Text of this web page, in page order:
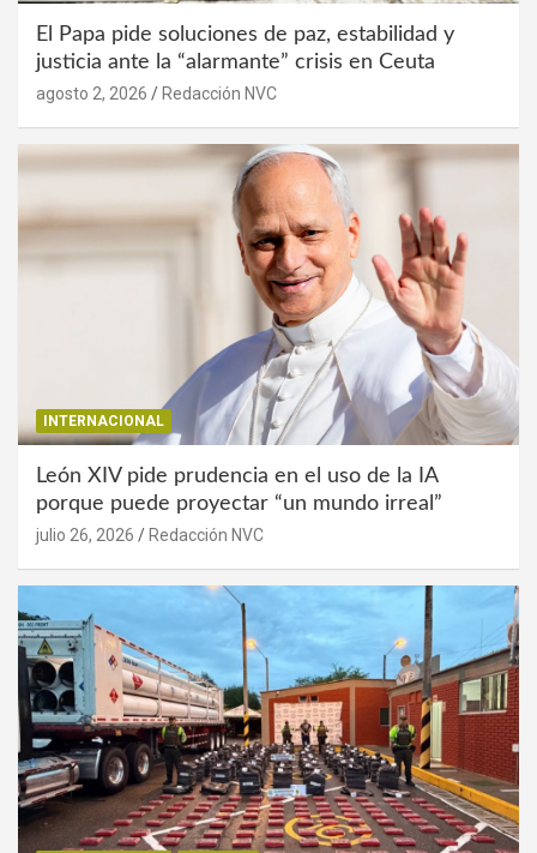
El Papa pide soluciones de paz, estabilidad y
justicia ante la “alarmante” crisis en Ceuta
agosto 2, 2026 Redacción NVC
INTERNACIONAL
León XIV pide prudencia en el uso de la IA
porque puede proyectar “un mundo irreal”
julio 26, 2026 Redacción NVC